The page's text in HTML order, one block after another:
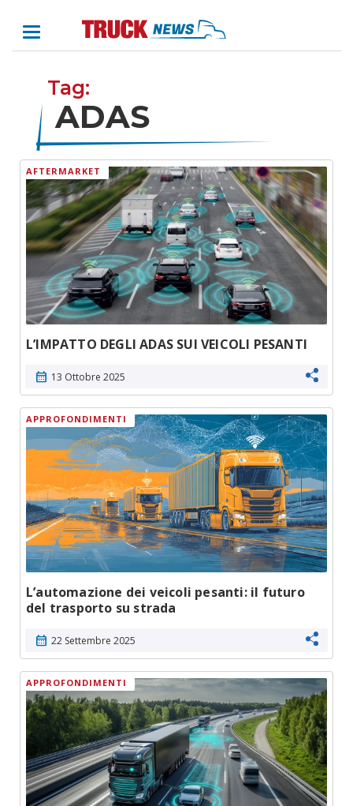
Tag:
ADAS
AFTERMARKET
L’IMPATTO DEGLI ADAS SUI VEICOLI PESANTI
calendar_month 13 Ottobre 2025
APPROFONDIMENTI
L’automazione dei veicoli pesanti: il futuro
del trasporto su strada
calendar_month 22 Settembre 2025
APPROFONDIMENTI